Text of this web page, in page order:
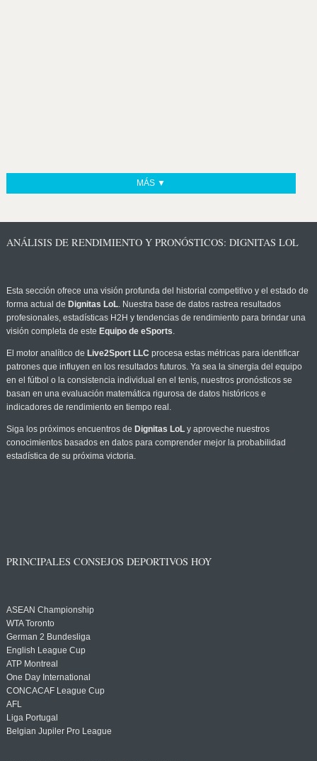
MÁS ▼
ANÁLISIS DE RENDIMIENTO Y PRONÓSTICOS: DIGNITAS LOL
Esta sección ofrece una visión profunda del historial competitivo y el estado de
forma actual de Dignitas LoL. Nuestra base de datos rastrea resultados
profesionales, estadísticas H2H y tendencias de rendimiento para brindar una
visión completa de este Equipo de eSports.
El motor analítico de Live2Sport LLC procesa estas métricas para identificar
patrones que influyen en los resultados futuros. Ya sea la sinergia del equipo
en el fútbol o la consistencia individual en el tenis, nuestros pronósticos se
basan en una evaluación matemática rigurosa de datos históricos e
indicadores de rendimiento en tiempo real.
Siga los próximos encuentros de Dignitas LoLy aproveche nuestros
conocimientos basados en datos para comprender mejor la probabilidad
estadística de su próxima victoria.
PRINCIPALES CONSEJOS DEPORTIVOS HOY
ASEAN Championship
WTA Toronto
German 2 Bundesliga
English League Cup
ATP Montreal
One Day International
CONCACAF League Cup
AFL
Liga Portugal
Belgian Jupiler Pro League